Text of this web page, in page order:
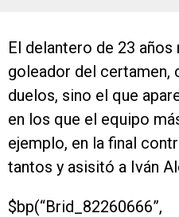
El delantero de 23
goleador del certamen,
duelos, sino el que
en los que el equipo
ejemplo, en la final
tantos y asisitó a Iván
$bp(“Brid_82260666”,